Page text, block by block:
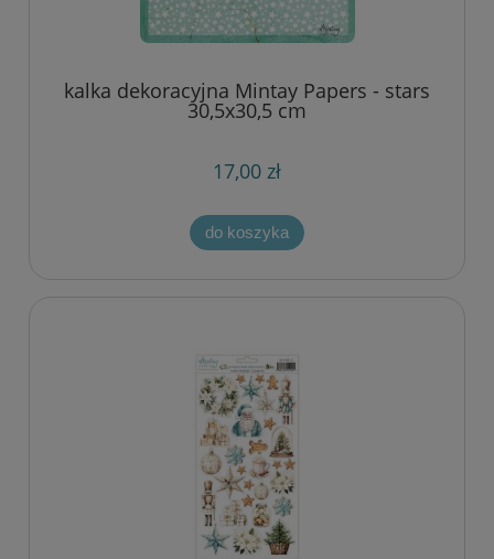
kalka dekoracyjna Mintay Papers - stars
30,5x30,5 cm
17,00 zł
do koszyka